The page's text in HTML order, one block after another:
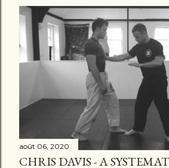
août 06, 2020
CHRIS DAVIS - A